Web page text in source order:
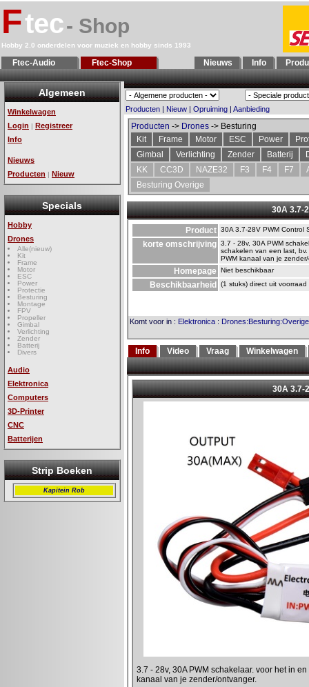
Ftec- Shop
Hobby 2.0 onderdelen voor muziek en hobby sinds 1993
Ftec-Audio Ftec-Shop Nieuws Info
Algemeen
Winkelwagen
Login | Registreer
Info
Nieuws
Producten | Nieuw
Specials
Hobby
Drones
Alle(nieuw)
Kit
Frame
Motor
ESC
Power
Protectie
Besturing
Montage
FPV
Propeller
Gimbal
Verlichting
Zender
Batterij
Divers
Audio
Elektronica
Computers
3D-Printer
CNC
Batterijen
Strip Boeken
Kapitein Rob
Producten | Nieuw | Opruiming | Aanbieding
Producten -> Drones -> Besturing
Kit
Frame Motor ESC Power
Gimbal
Verlichting Zender Batterij
KK
CC3D NAZE32 F3 F4 F7
Besturing Overige
30A 3.7-
Product 30A 3.7-28V PWM Control
korte omschrijving 3.7 - 28v, 30A PWM
schakelen van een last,
PWM kanaal van je
Homepage Niet beschikbaar
Beschikbaarheid (1 stuks) direct uit voorraad
Komt voor in : Elektronica : Drones:Besturing:Overige
Info Video Vraag Winkelwagen